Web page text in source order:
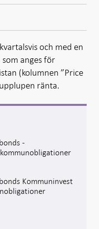
och med en
anges för
(kolumnen ”Price
ränta.
-
Kommuninvest